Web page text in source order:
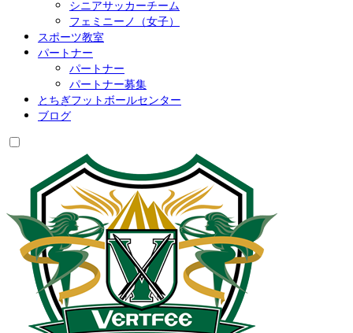
シニアサッカーチーム
フェミニーノ（女子）
スポーツ教室
パートナー
パートナー
パートナー募集
とちぎフットボールセンター
ブログ